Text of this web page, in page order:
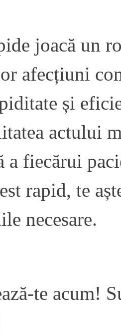
joacă un
afecțiuni
și
actului
a fiecărui
rapid, te
necesare.
te acum!